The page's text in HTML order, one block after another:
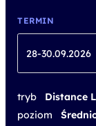
TERMIN
28-30.09.2026
tryb
Distance
poziom